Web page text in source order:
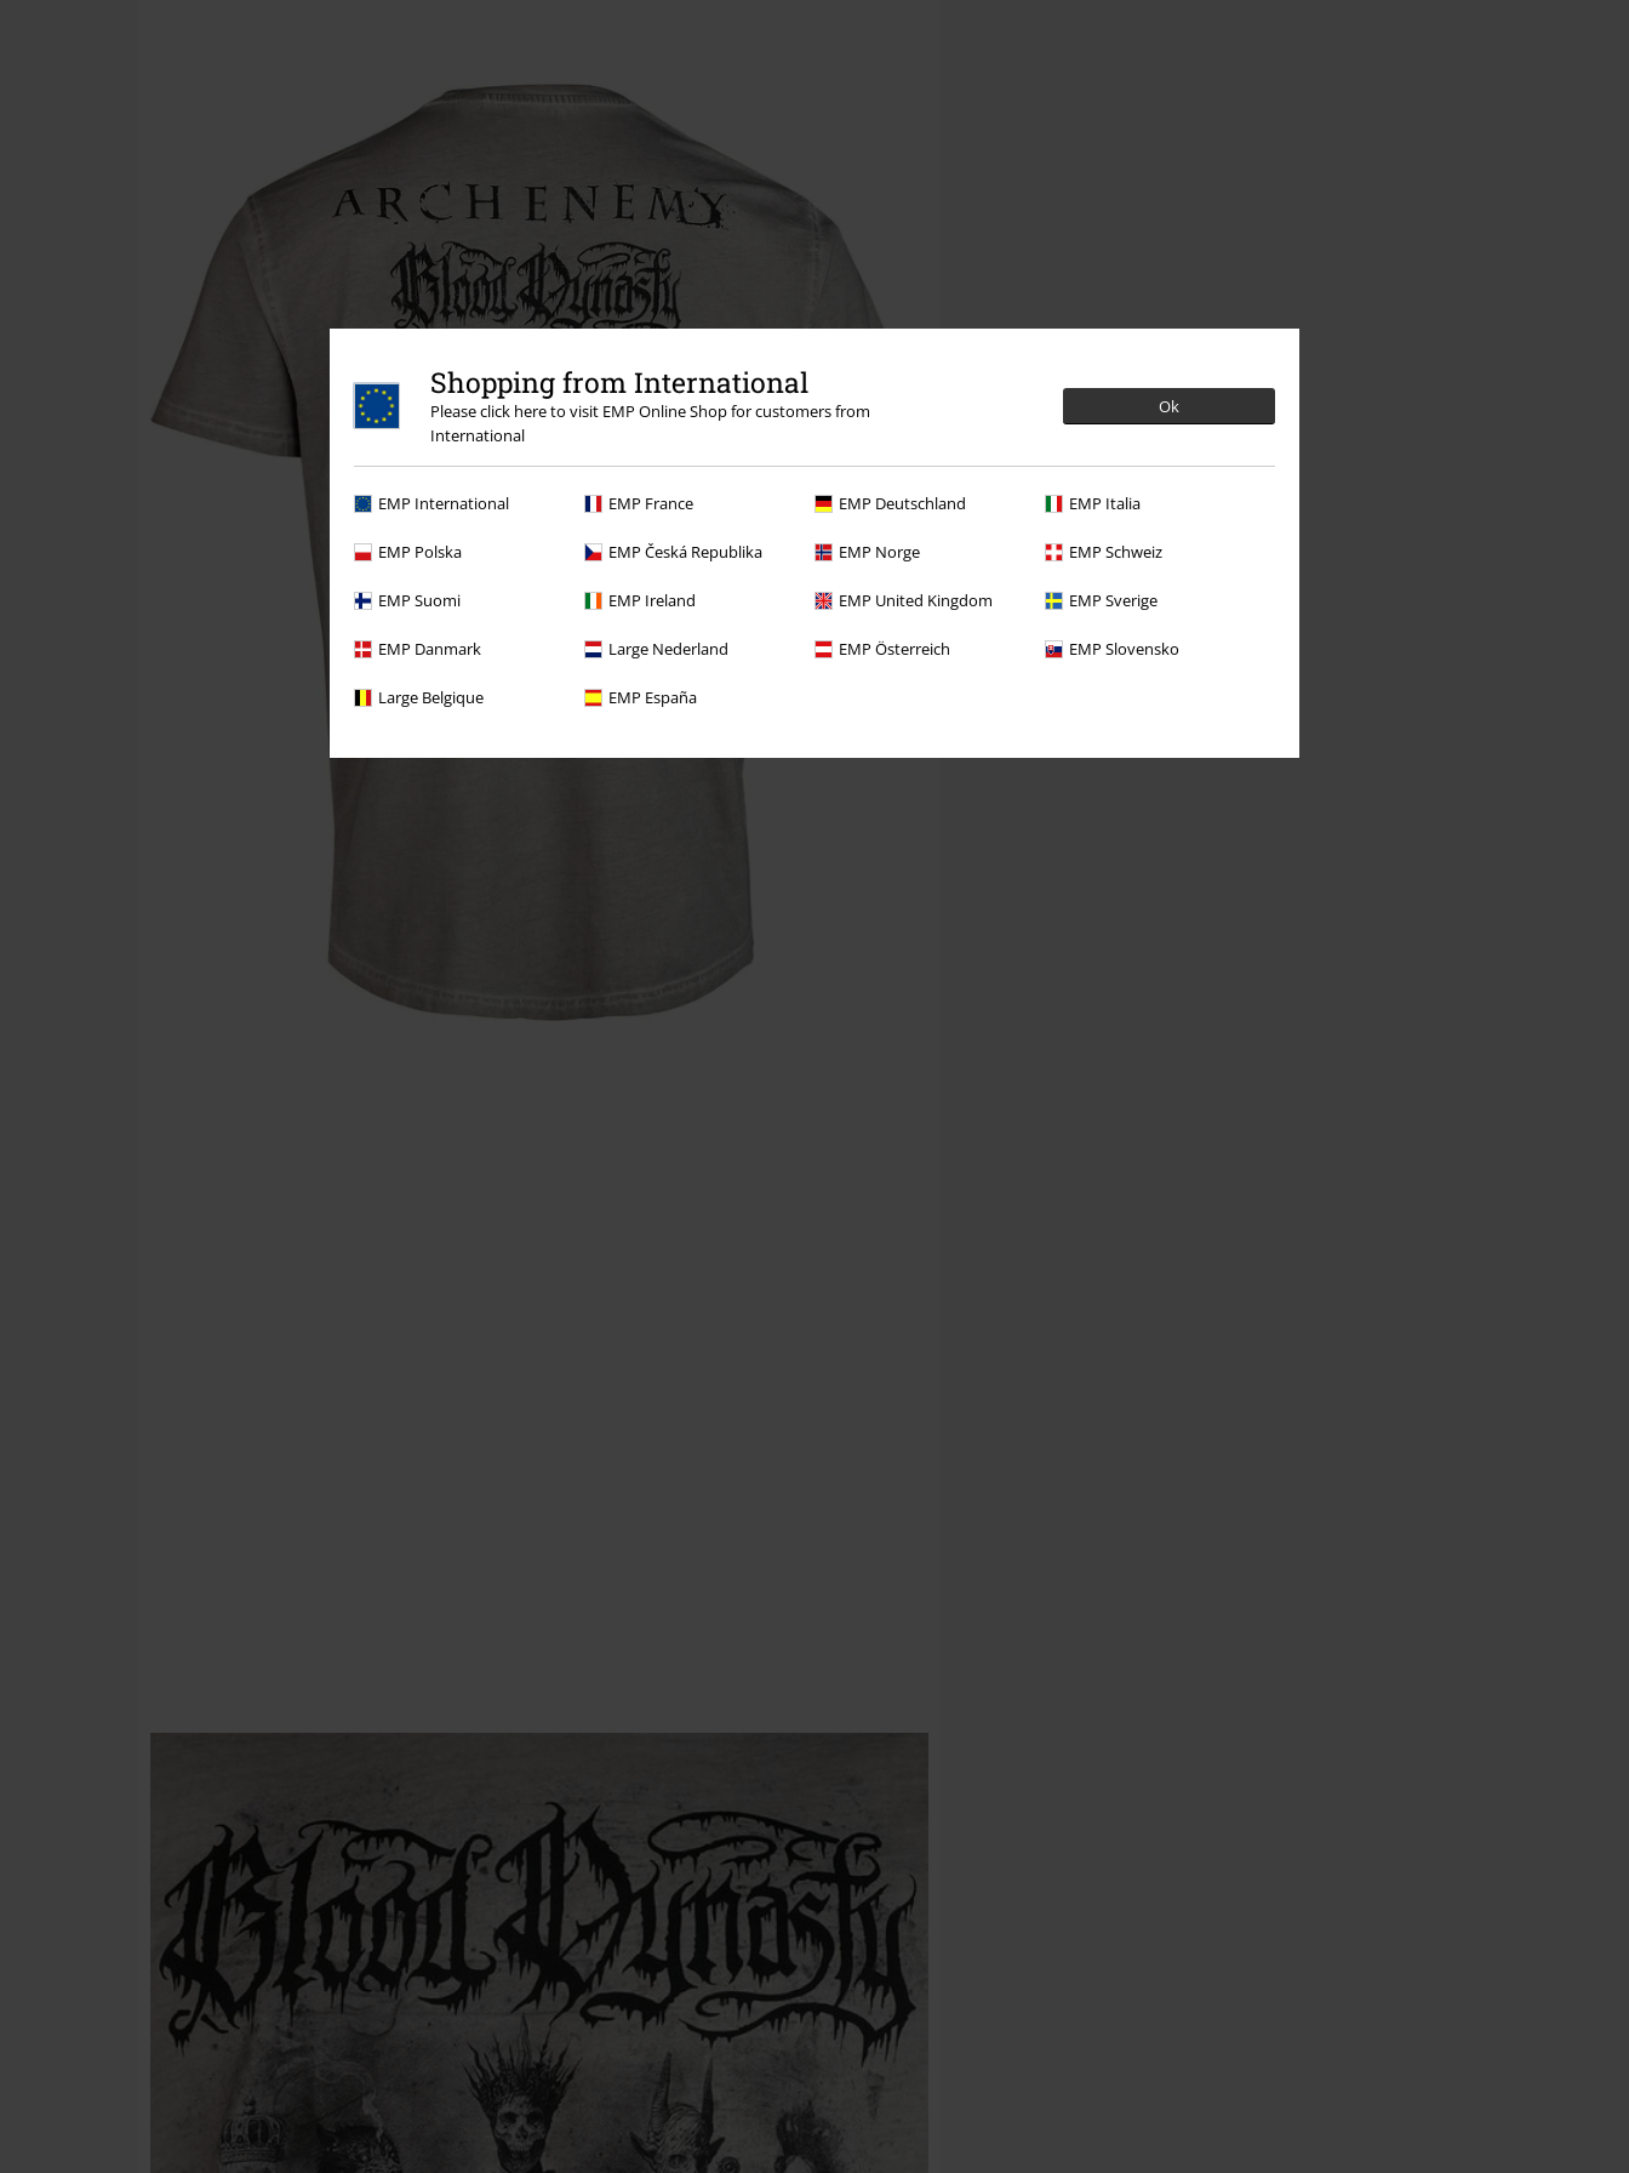
Shopping from International
Please click here to visit EMP Online Shop for customers from
International
Ok
EMP International EMP France EMP Deutschland EMP Italia
EMP Polska EMP Česká Republika EMP Norge EMP Schweiz
EMP Suomi EMP Ireland EMP United Kingdom EMP Sverige
EMP Danmark Large Nederland EMP Österreich EMP Slovensko
Large Belgique EMP España